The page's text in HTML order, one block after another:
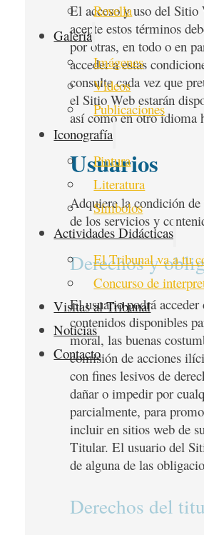
Rovella
Galería
Imágenes
Videos
Publicaciones
Iconografía
Pintura
Literatura
Símbolos
Actividades Didácticas
El Tribunal va a tu
Concurso de
Visitas al Tribunal
Noticias
Contacto
El acceso y uso del Sitio
acepte estos términos
por otras, en todo o en
acceder a estas
consulte cada vez que
el Sitio Web estarán
así como en otro idioma
Usuarios
Adquiere la condición
de los servicios y
Derechos y
El usuario podrá
contenidos disponibles
moral, las buenas
comisión de acciones
con fines lesivos de
dañar o impedir por
parcialmente, para
incluir en sitios web de
Titular. El usuario del
de alguna de las
Derechos del